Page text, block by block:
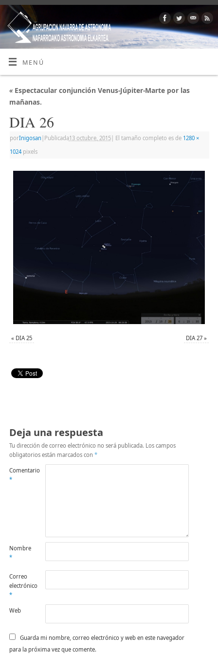
MENÚ
«Espectacular conjunción Venus-Júpiter-Marte por las
mañanas.
DIA 26
porInigosan Publicada13 octubre, 2015| El tamaño completo es de 1280 ×
1024pixels
« DIA 25 DIA 27 »
Deja una respuesta
Tu dirección de correo electrónico no será publicada. Los campos
obligatorios están marcados con *
Comentario
*
Nombre
*
Correo
electrónico
*
Web
Guarda mi nombre, correo electrónico y web en este navegador
para la próxima vez que comente.